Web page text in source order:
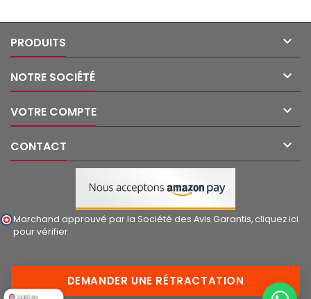
PRODUITS 
NOTRE SOCIÉTÉ 
VOTRE COMPTE 
CONTACT 
Marchand approuvé par la Société des Avis Garantis, cliquez ici
pour vérifier.
DEMANDER UNE RÉTRACTATION